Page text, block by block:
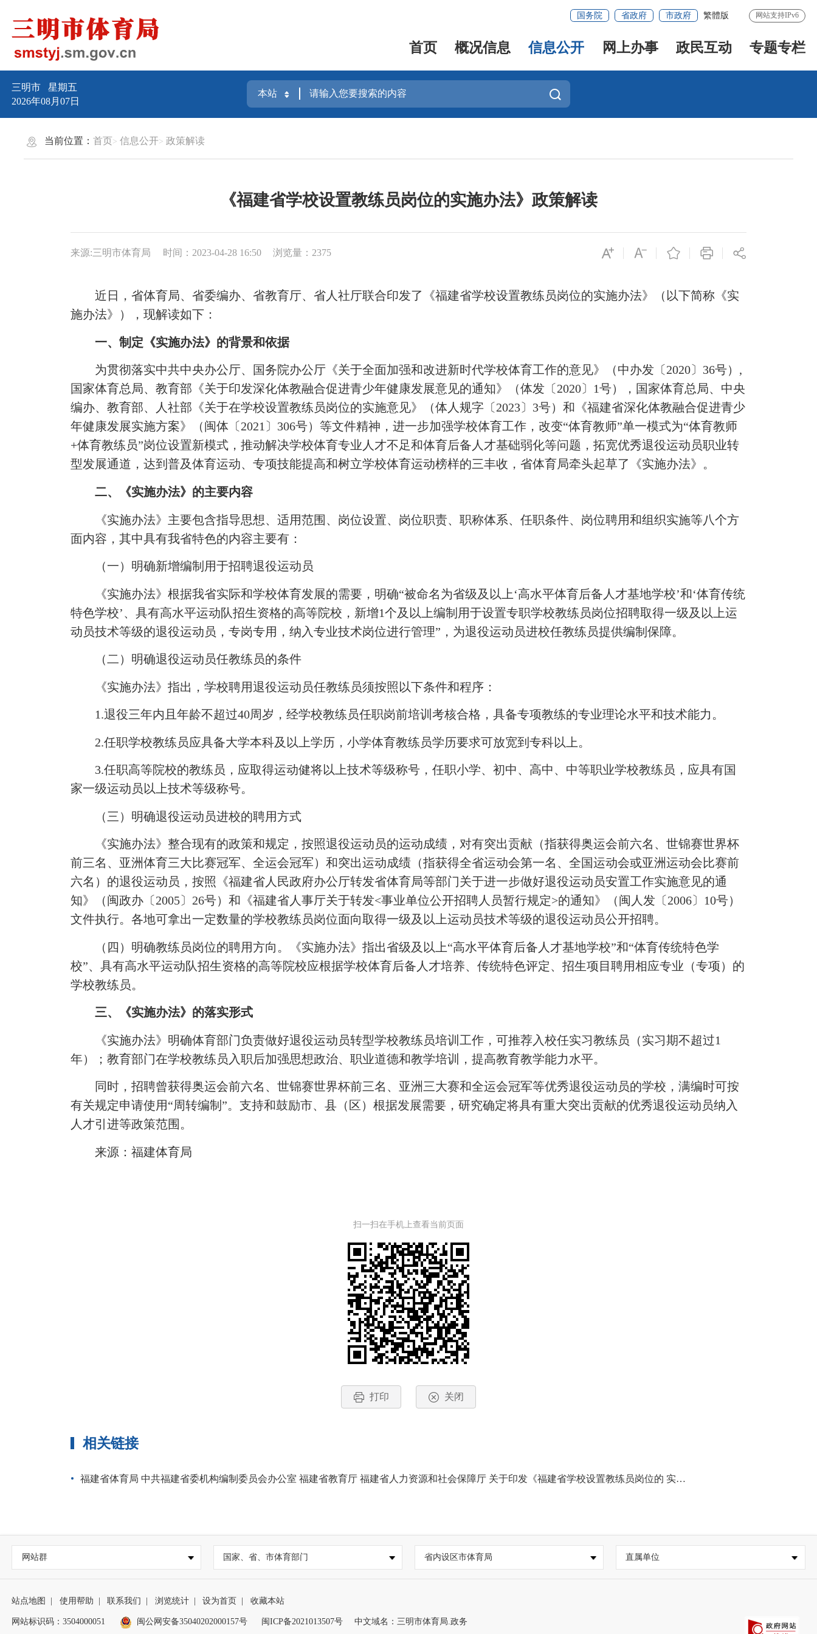
国务院 省政府 市政府 繁體版 网站支持IPv6
首页 概况信息 信息公开 网上办事 政民互动 专题专栏
三明市星期五
2026年08月07日
当前位置：首页 信息公开 政策解读
《福建省学校设置教练员岗位的实施办法》政策解读
来源:三明市体育局 时间：2023-04-28 16:50 浏览量：2375
近日，省体育局、省委编办、省教育厅、省人社厅联合印发了《福建省学校设置教练员岗位的实施办法》（以下简称《实
施办法》），现解读如下：
一、制定《实施办法》的背景和依据
为贯彻落实中共中央办公厅、国务院办公厅《关于全面加强和改进新时代学校体育工作的意见》（中办发〔2020〕36号）,
国家体育总局、教育部《关于印发深化体教融合促进青少年健康发展意见的通知》（体发〔2020〕1号），国家体育总局、中央
编办、教育部、人社部《关于在学校设置教练员岗位的实施意见》（体人规字〔2023〕3号）和《福建省深化体教融合促进青少
年健康发展实施方案》（闽体〔2021〕306号）等文件精神，进一步加强学校体育工作，改变“体育教师”单一模式为“体育教师
+体育教练员”岗位设置新模式，推动解决学校体育专业人才不足和体育后备人才基础弱化等问题，拓宽优秀退役运动员职业转
型发展通道，达到普及体育运动、专项技能提高和树立学校体育运动榜样的三丰收，省体育局牵头起草了《实施办法》。
二、《实施办法》的主要内容
《实施办法》主要包含指导思想、适用范围、岗位设置、岗位职责、职称体系、任职条件、岗位聘用和组织实施等八个方
面内容，其中具有我省特色的内容主要有：
（一）明确新增编制用于招聘退役运动员
《实施办法》根据我省实际和学校体育发展的需要，明确“被命名为省级及以上‘高水平体育后备人才基地学校’和‘体育传统
特色学校’、具有高水平运动队招生资格的高等院校，新增1个及以上编制用于设置专职学校教练员岗位招聘取得一级及以上运
动员技术等级的退役运动员，专岗专用，纳入专业技术岗位进行管理”，为退役运动员进校任教练员提供编制保障。
（二）明确退役运动员任教练员的条件
《实施办法》指出，学校聘用退役运动员任教练员须按照以下条件和程序：
1.退役三年内且年龄不超过40周岁，经学校教练员任职岗前培训考核合格，具备专项教练的专业理论水平和技术能力。
2.任职学校教练员应具备大学本科及以上学历，小学体育教练员学历要求可放宽到专科以上。
3.任职高等院校的教练员，应取得运动健将以上技术等级称号，任职小学、初中、高中、中等职业学校教练员，应具有国
家一级运动员以上技术等级称号。
（三）明确退役运动员进校的聘用方式
《实施办法》整合现有的政策和规定，按照退役运动员的运动成绩，对有突出贡献（指获得奥运会前六名、世锦赛世界杯
前三名、亚洲体育三大比赛冠军、全运会冠军）和突出运动成绩（指获得全省运动会第一名、全国运动会或亚洲运动会比赛前
六名）的退役运动员，按照《福建省人民政府办公厅转发省体育局等部门关于进一步做好退役运动员安置工作实施意见的通
知》（闽政办〔2005〕26号）和《福建省人事厅关于转发<事业单位公开招聘人员暂行规定>的通知》（闽人发〔2006〕10号）
文件执行。各地可拿出一定数量的学校教练员岗位面向取得一级及以上运动员技术等级的退役运动员公开招聘。
（四）明确教练员岗位的聘用方向。《实施办法》指出省级及以上“高水平体育后备人才基地学校”和“体育传统特色学
校”、具有高水平运动队招生资格的高等院校应根据学校体育后备人才培养、传统特色评定、招生项目聘用相应专业（专项）的
学校教练员。
三、《实施办法》的落实形式
《实施办法》明确体育部门负责做好退役运动员转型学校教练员培训工作，可推荐入校任实习教练员（实习期不超过1
年）；教育部门在学校教练员入职后加强思想政治、职业道德和教学培训，提高教育教学能力水平。
同时，招聘曾获得奥运会前六名、世锦赛世界杯前三名、亚洲三大赛和全运会冠军等优秀退役运动员的学校，满编时可按
有关规定申请使用“周转编制”。支持和鼓励市、县（区）根据发展需要，研究确定将具有重大突出贡献的优秀退役运动员纳入
人才引进等政策范围。
来源：福建体育局
扫一扫在手机上查看当前页面
打印 关闭
相关链接
福建省体育局 中共福建省委机构编制委员会办公室 福建省教育厅 福建省人力资源和社会保障厅 关于印发《福建省学校设置教练员岗位的 实施办法》的通知
网站群 国家、省、市体育部门 省内设区市体育局 直属单位
站点地图 使用帮助 联系我们 浏览统计 设为首页 收藏本站
网站标识码：3504000051 闽公网安备35040202000157号 闽ICP备2021013507号 中文域名：三明市体育局.政务